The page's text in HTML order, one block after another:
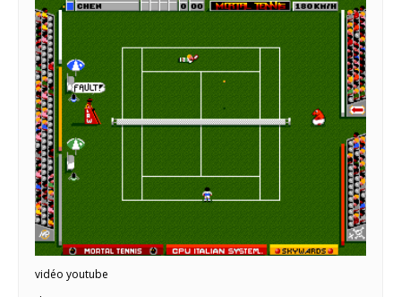
vidéo youtube